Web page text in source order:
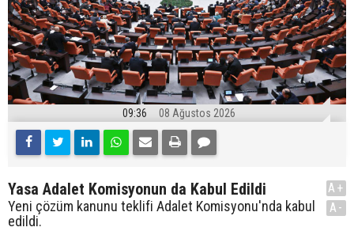
09:36 08 Ağustos 2026
Yasa Adalet Komisyonun da Kabul Edildi
Yeni çözüm kanunu teklifi Adalet Komisyonu'nda kabul
edildi.
A+
A-